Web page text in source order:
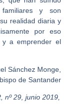
familiares y son
realidad diaria y
por eso
y a emprender el
Sánchez Monge,
de Santander
nº 29, junio 2019,